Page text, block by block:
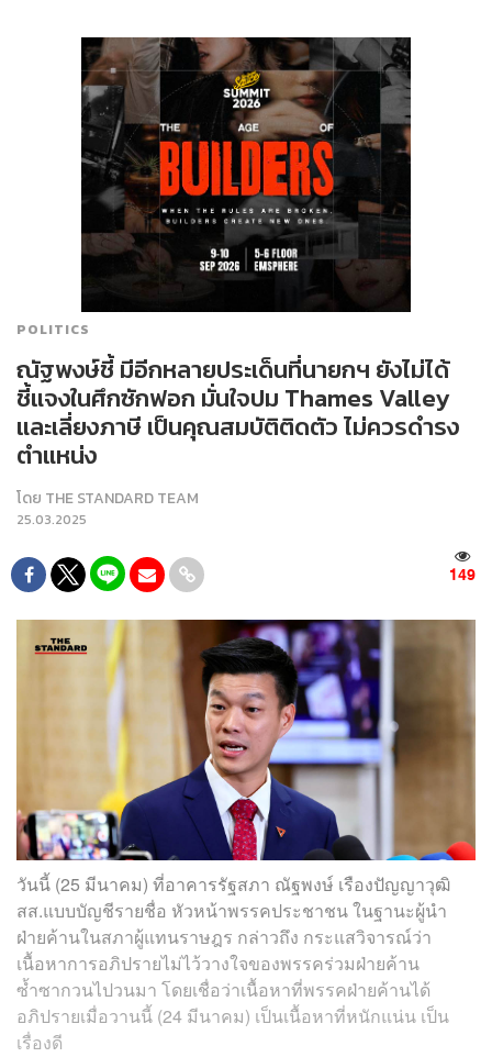
POLITICS
ณัฐพงษ์ชี้ มีอีกหลายประเด็นที่นายกฯ ยังไม่ได้
ชี้แจงในศึกซักฟอก มั่นใจปม Thames Valley
และเลี่ยงภาษี เป็นคุณสมบัติติดตัว ไม่ควรดำรง
ตำแหน่ง
โดย THE STANDARD TEAM
25.03.2025
149
วันนี้ (25 มีนาคม) ที่อาคารรัฐสภา ณัฐพงษ์ เรืองปัญญาวุฒิ
สส.แบบบัญชีรายชื่อ หัวหน้าพรรคประชาชน ในฐานะผู้นำ
ฝ่ายค้านในสภาผู้แทนราษฎร กล่าวถึง กระแสวิจารณ์ว่า
เนื้อหาการอภิปรายไม่ไว้วางใจของพรรคร่วมฝ่ายค้าน
ซ้ำซากวนไปวนมา โดยเชื่อว่าเนื้อหาที่พรรคฝ่ายค้านได้
อภิปรายเมื่อวานนี้ (24 มีนาคม) เป็นเนื้อหาที่หนักแน่น เป็น
เรื่องดี